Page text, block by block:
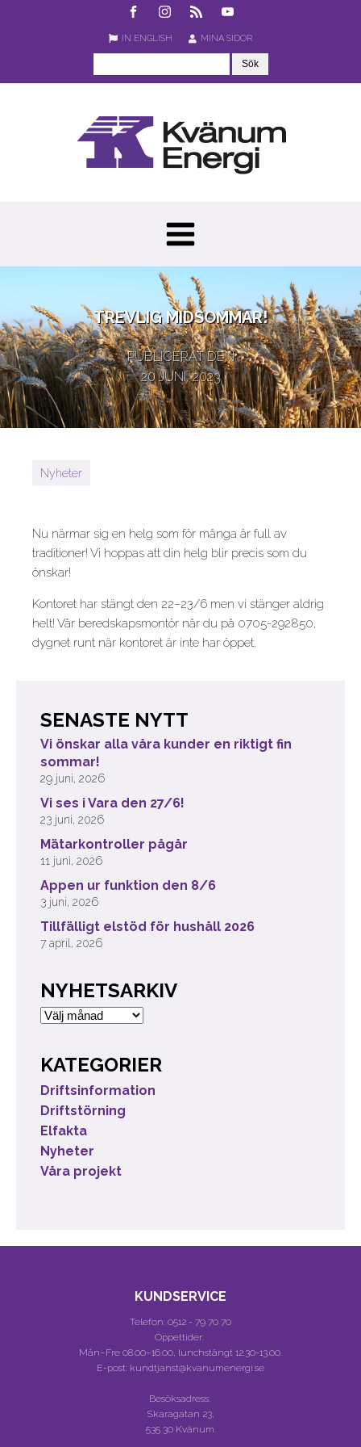
IN ENGLISH MINA SIDOR
TREVLIG MIDSOMMAR!
PUBLICERAT DEN
20 JUNI, 2023
Nyheter
Nu närmar sig en helg som för många är full av
traditioner! Vi hoppas att din helg blir precis som du
önskar!
Kontoret har stängt den 22–23/6 men vi stänger aldrig
helt! Vår beredskapsmontör når du på 0705-292850,
dygnet runt när kontoret är inte har öppet.
SENASTE NYTT
Vi önskar alla våra kunder en riktigt fin
sommar!
29 juni, 2026
Vi ses i Vara den 27/6!
23 juni, 2026
Mätarkontroller pågår
11 juni, 2026
Appen ur funktion den 8/6
3 juni, 2026
Tillfälligt elstöd för hushåll 2026
7 april, 2026
NYHETSARKIV
Nyhetsarkiv
KATEGORIER
Driftsinformation
Driftstörning
Elfakta
Nyheter
Våra projekt
KUNDSERVICE
Telefon: 0512 - 79 70 70
Öppettider:
Mån–Fre 08.00–16.00, lunchstängt 12.30-13.00.
E-post: kundtjanst@kvanumenergi.se
Besöksadress:
Skaragatan 23,
535 30 Kvänum.